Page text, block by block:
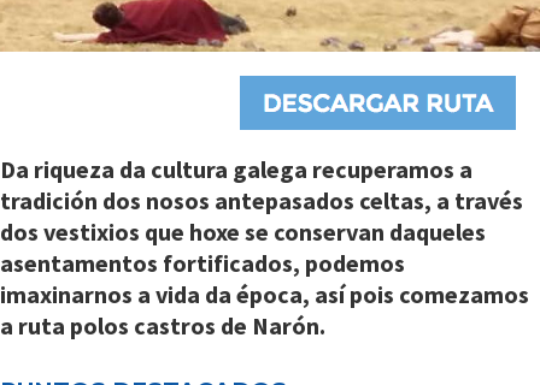
Da riqueza da cultura galega recuperamos a
tradición dos nosos antepasados celtas, a través
dos vestixios que hoxe se conservan daqueles
asentamentos fortificados, podemos
imaxinarnos a vida da época, así pois comezamos
a ruta polos castros de Narón.